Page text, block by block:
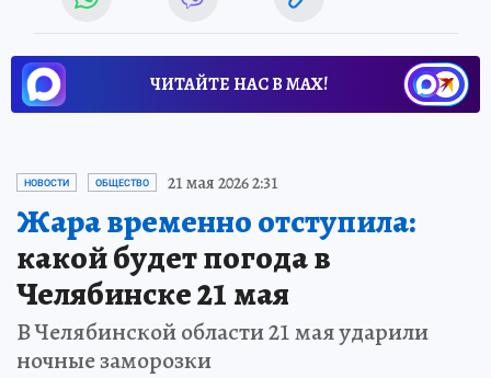
ЧИТАЙТЕ НАС В МАХ!
НОВОСТИ ОБЩЕСТВО 21 мая 2026 2:31
Жара временно отступила:
какой будет погода в
Челябинске 21 мая
В Челябинской области 21 мая ударили
ночные заморозки